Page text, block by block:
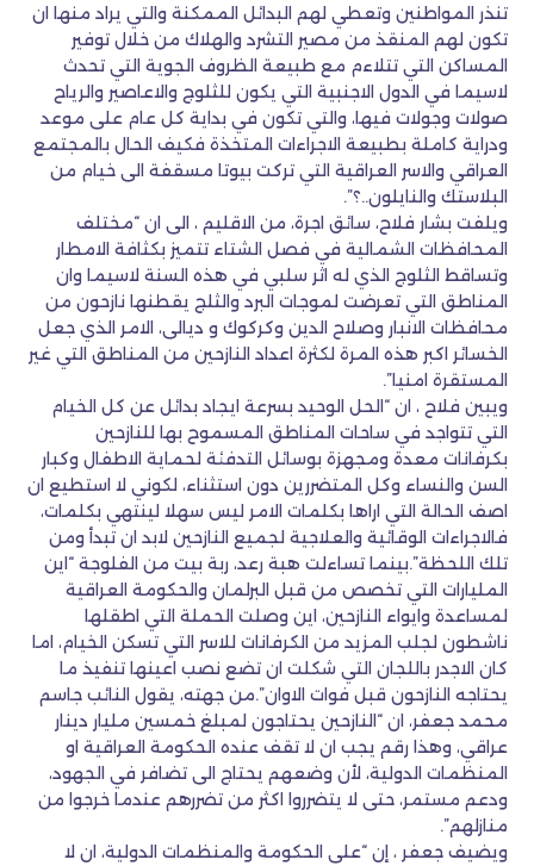
تنذر المواطنين وتعطي لهم البدائل الممكنة والتي يراد منها ان
تكون لهم المنقذ من مصير التشرد والهلاك من خلال توفير
المساكن التي تتلاءم مع طبيعة الظروف الجوية التي تحدث
لاسيما في الدول الاجنبية التي يكون للثلوج والاعاصير والرياح
صولات وجولات فيها، والتي تكون في بداية كل عام على موعد
ودراية كاملة بطبيعة الاجراءات المتخذة فكيف الحال بالمجتمع
العراقي والاسر العراقية التي تركت بيوتا مسقفة الى خيام من
البلاستك والنايلون..؟”.
ويلفت بشار فلاح، سائق اجرة، من الاقليم ، الى ان “مختلف
المحافظات الشمالية في فصل الشتاء تتميز بكثافة الامطار
وتساقط الثلوج الذي له اثر سلبي في هذه السنة لاسيما وان
المناطق التي تعرضت لموجات البرد والثلج يقطنها نازحون من
محافظات الانبار وصلاح الدين وكركوك و ديالى، الامر الذي جعل
الخسائر اكبر هذه المرة لكثرة اعداد النازحين من المناطق التي غير
المستقرة امنيا”.
ويبين فلاح ، ان “الحل الوحيد بسرعة ايجاد بدائل عن كل الخيام
التي تتواجد في ساحات المناطق المسموح بها للنازحين
بكرفانات معدة ومجهزة بوسائل التدفئة لحماية الاطفال وكبار
السن والنساء وكل المتضررين دون استثناء، لكوني لا استطيع ان
اصف الحالة التي اراها بكلمات الامر ليس سهلا لينتهي بكلمات،
فالاجراءات الوقائية والعلاجية لجميع النازحين لابد ان تبدأ ومن
تلك اللحظة”.بينما تساءلت هبة رعد، ربة بيت من الفلوجة “اين
المليارات التي تخصص من قبل البرلمان والحكومة العراقية
لمساعدة وايواء النازحين، اين وصلت الحملة التي اطقلها
ناشطون لجلب المزيد من الكرفانات للاسر التي تسكن الخيام، اما
كان الاجدر باللجان التي شكلت ان تضع نصب اعينها تنفيذ ما
يحتاجه النازحون قبل فوات الاوان”.من جهته، يقول النائب جاسم
محمد جعفر، ان “النازحين يحتاجون لمبلغ خمسين مليار دينار
عراقي، وهذا رقم يجب ان لا تقف عنده الحكومة العراقية او
المنظمات الدولية، لأن وضعهم يحتاج الى تضافر في الجهود،
ودعم مستمر، حتى لا يتضرروا اكثر من تضررهم عندما خرجوا من
منازلهم”.
ويضيف جعفر ، إن “على الحكومة والمنظمات الدولية، ان لا